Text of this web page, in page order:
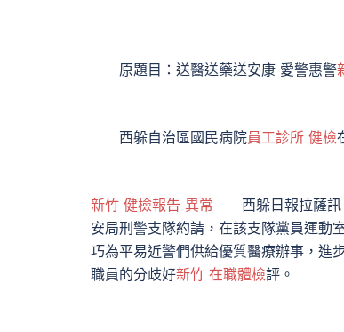
原題目：送醫送藥送安康 愛警惠警
西躲自治區國民病院員工診所 健檢
新竹 健檢報告 異常 西躲日報拉薩訊
安局刑警支隊約請，在該支隊黨員運動
巧為平易近警們供給優質醫療辦事，進
職員的分歧好新竹 在職體檢評。